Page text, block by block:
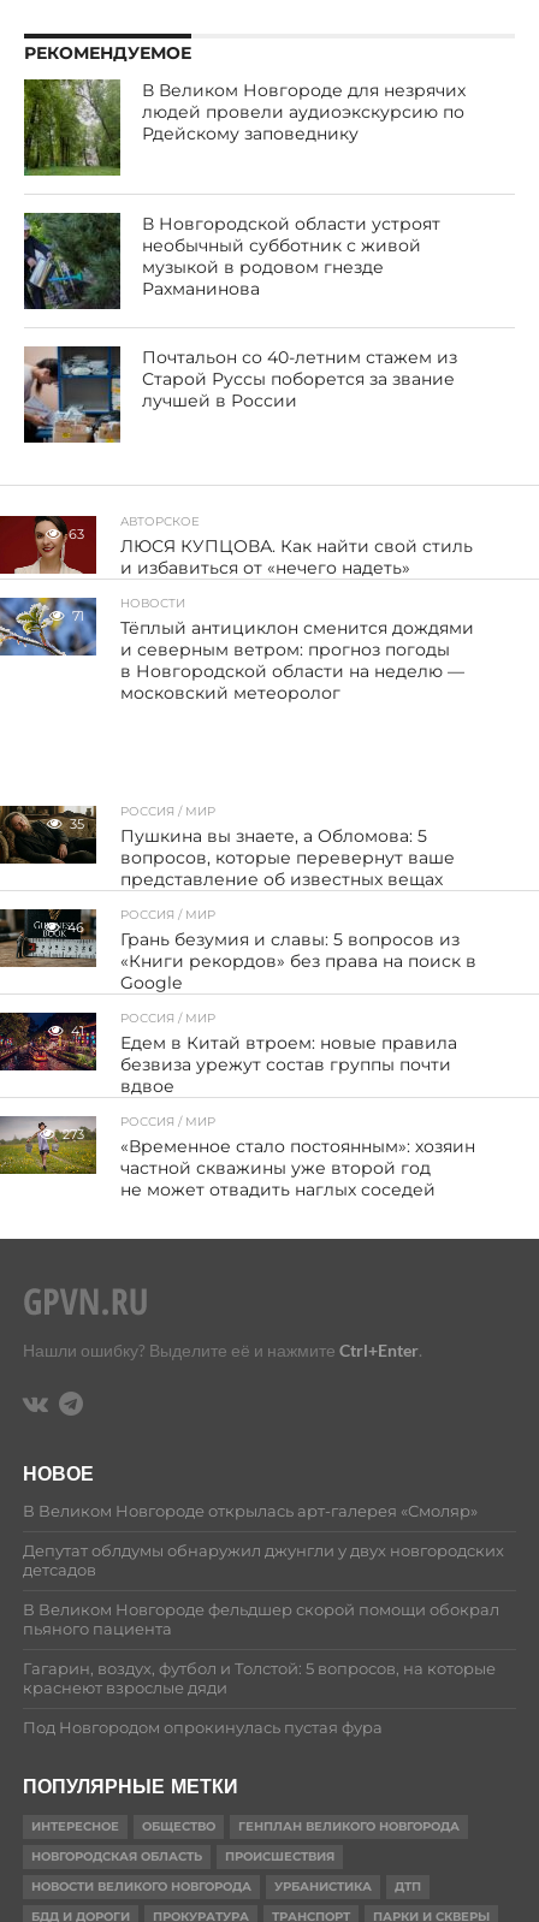
РЕКОМЕНДУЕМОЕ
В Великом Новгороде для незрячих
людей провели аудиоэкскурсию по
Рдейскому заповеднику
В Новгородской области устроят
необычный субботник с живой
музыкой в родовом гнезде
Рахманинова
Почтальон со 40-летним стажем из
Старой Руссы поборется за звание
лучшей в России
63
АВТОРСКОЕ
ЛЮСЯ КУПЦОВА. Как найти свой стиль
и избавиться от «нечего надеть»
71
НОВОСТИ
Тёплый антициклон сменится дождями
и северным ветром: прогноз погоды
в Новгородской области на неделю —
московский метеоролог
35
РОССИЯ / МИР
Пушкина вы знаете, а Обломова: 5
вопросов, которые перевернут ваше
представление об известных вещах
46
РОССИЯ / МИР
Грань безумия и славы: 5 вопросов из
«Книги рекордов» без права на поиск в
Google
41
РОССИЯ / МИР
Едем в Китай втроем: новые правила
безвиза урежут состав группы почти
вдвое
273
РОССИЯ / МИР
«Временное стало постоянным»: хозяин
частной скважины уже второй год
не может отвадить наглых соседей
Нашли ошибку? Выделите её и нажмите Ctrl+Enter.
НОВОЕ
В Великом Новгороде открылась арт-галерея «Смоляр»
Депутат облдумы обнаружил джунгли у двух новгородских
детсадов
В Великом Новгороде фельдшер скорой помощи обокрал
пьяного пациента
Гагарин, воздух, футбол и Толстой: 5 вопросов, на которые
краснеют взрослые дяди
Под Новгородом опрокинулась пустая фура
ПОПУЛЯРНЫЕ МЕТКИ
ИНТЕРЕСНОЕ ОБЩЕСТВО
ГЕНПЛАН ВЕЛИКОГО НОВГОРОДА
НОВГОРОДСКАЯ ОБЛАСТЬ
ПРОИСШЕСТВИЯ
НОВОСТИ ВЕЛИКОГО НОВГОРОДА
УРБАНИСТИКА
ДТП
БДД И ДОРОГИ
ПРОКУРАТУРА ТРАНСПОРТ ПАРКИ И СКВЕРЫ